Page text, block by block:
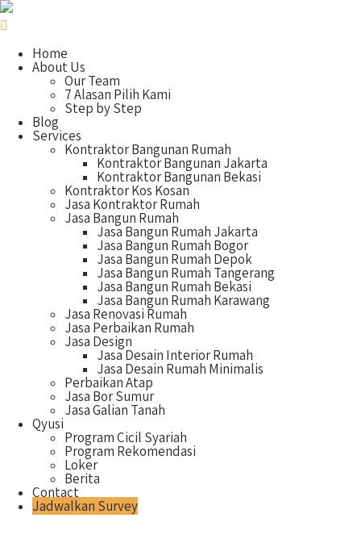
Home
About Us
Our Team
7 Alasan Pilih Kami
Step by Step
Blog
Services
Kontraktor Bangunan Rumah
Kontraktor Bangunan Jakarta
Kontraktor Bangunan Bekasi
Kontraktor Kos Kosan
Jasa Kontraktor Rumah
Jasa Bangun Rumah
Jasa Bangun Rumah Jakarta
Jasa Bangun Rumah Bogor
Jasa Bangun Rumah Depok
Jasa Bangun Rumah Tangerang
Jasa Bangun Rumah Bekasi
Jasa Bangun Rumah Karawang
Jasa Renovasi Rumah
Jasa Perbaikan Rumah
Jasa Design
Jasa Desain Interior Rumah
Jasa Desain Rumah Minimalis
Perbaikan Atap
Jasa Bor Sumur
Jasa Galian Tanah
Qyusi
Program Cicil Syariah
Program Rekomendasi
Loker
Berita
Contact
Jadwalkan Survey